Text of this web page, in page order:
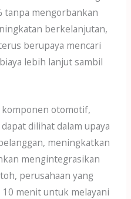
tanpa mengorbankan
berkelanjutan,
berupaya mencari
lebih lanjut sambil
otomotif,
dilihat dalam upaya
meningkatkan
mengintegrasikan
perusahaan yang
menit untuk melayani